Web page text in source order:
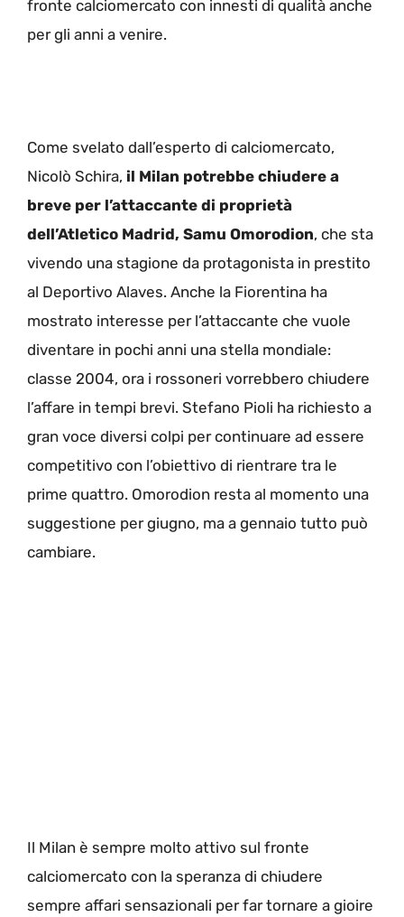
fronte calciomercato con innesti di qualità anche
per gli anni a venire.
Come svelato dall’esperto di calciomercato,
Nicolò Schira, il Milan potrebbe chiudere a
breve per l’attaccante di proprietà
dell’Atletico Madrid, Samu Omorodion, che sta
vivendo una stagione da protagonista in prestito
al Deportivo Alaves. Anche la Fiorentina ha
mostrato interesse per l’attaccante che vuole
diventare in pochi anni una stella mondiale:
classe 2004, ora i rossoneri vorrebbero chiudere
l’affare in tempi brevi. Stefano Pioli ha richiesto a
gran voce diversi colpi per continuare ad essere
competitivo con l’obiettivo di rientrare tra le
prime quattro. Omorodion resta al momento una
suggestione per giugno, ma a gennaio tutto può
cambiare.
Il Milan è sempre molto attivo sul fronte
calciomercato con la speranza di chiudere
sempre affari sensazionali per far tornare a gioire